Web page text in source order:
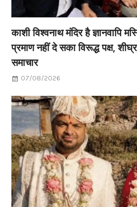
काशी विश्वनाथ मंदिर है ज्ञानवापि
प्रमाण नहीं दे सका विरूद्ध पक्ष,
समाचार
07/08/2026